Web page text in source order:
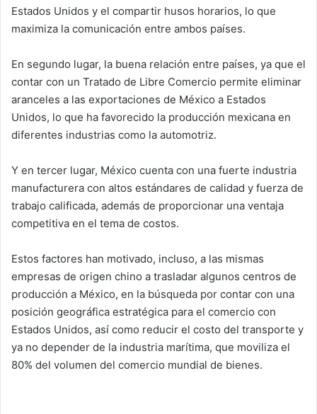
Estados Unidos y el compartir husos horarios, lo que
maximiza la comunicación entre ambos países.
En segundo lugar, la buena relación entre países, ya que el
contar con un Tratado de Libre Comercio permite eliminar
aranceles a las exportaciones de México a Estados
Unidos, lo que ha favorecido la producción mexicana en
diferentes industrias como la automotriz.
Y en tercer lugar, México cuenta con una fuerte industria
manufacturera con altos estándares de calidad y fuerza de
trabajo calificada, además de proporcionar una ventaja
competitiva en el tema de costos.
Estos factores han motivado, incluso, a las mismas
empresas de origen chino a trasladar algunos centros de
producción a México, en la búsqueda por contar con una
posición geográfica estratégica para el comercio con
Estados Unidos, así como reducir el costo del transporte y
ya no depender de la industria marítima, que moviliza el
80% del volumen del comercio mundial de bienes.